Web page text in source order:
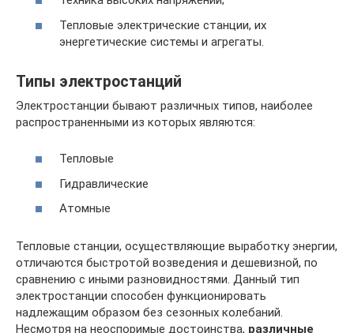
Тепловые электрические станции, их
энергетические системы и агрегаты.
Типы электростанций
Электростанции бывают различных типов, наиболее
распространенными из которых являются:
Тепловые
Гидравлические
Атомные
Тепловые станции, осуществляющие выработку энергии,
отличаются быстротой возведения и дешевизной, по
сравнению с иными разновидностями. Данный тип
электростанции способен функционировать
надлежащим образом без сезонных колебаний.
Несмотря на неоспоримые достоинства, различные